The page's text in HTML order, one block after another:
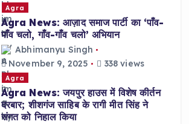
Agra
Agra News: आज़ाद समाज पार्टी का ‘पाँव-
पाँव चलो, गाँव-गाँव चलो’ अभियान
Abhimanyu Singh
November 9, 2025
338 views
Agra
Agra News: जयपुर हाउस में विशेष कीर्तन
दरबार; शीशगंज साहिब के रागी मीत सिंह ने
संगत को निहाल किया